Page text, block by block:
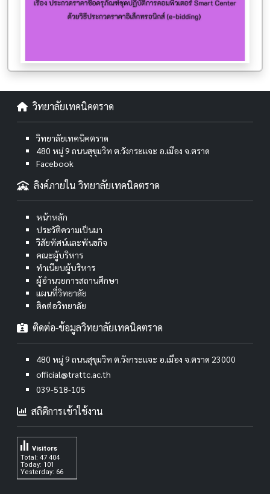
วิทยาลัยเทคนิคตราด
วิทยาลัยเทคนิคตราด
480 หมู่ 9 ถนนสุขุมวิท ต.วังกระแจะ อ.เมือง จ.ตราด
Facebook
ลิงค์ภายใน วิทยาลัยเทคนิคตราด
หน้าหลัก
ประวัติความเป็นมา
วิสัยทัศน์และพันธกิจ
คณะผู้บริหาร
ทำเนียบผู้บริหาร
ผู้อำนวยการสถานศึกษา
แผนที่วิทยาลัย
ติดต่อวิทยาลัย
ติดต่อ-ข้อมูลวิทยาลัยเทคนิคตราด
480 หมู่ 9 ถนนสุขุมวิท ต.วังกระแจะ อ.เมือง จ.ตราด 23000
official@trattc.ac.th
039-518-105
สถิติการเข้าใช้งาน
Total: 47 404
Today: 101
Yesterday: 66
Visitors